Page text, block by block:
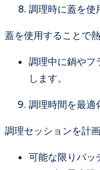
調理時に蓋を使
蓋を使用することで
調理中に鍋やフ
します。
調理時間を最適
調理セッションを計
可能な限りバッ